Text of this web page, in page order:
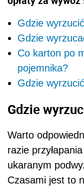
Gdzie
Gdzie
Co karton po
pojemnika?
Gdzie
Gdzie
Warto
razie
ukaranym
Czasami jest to